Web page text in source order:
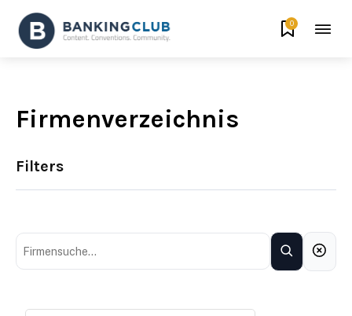
0
Firmenverzeichnis
Filters